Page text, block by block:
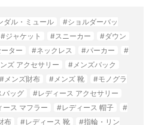
ダル・ミュール
#ショルダーバッ
#ジャケット #スニーカー
#ダウン
ター #ネックレス #パーカー
#
ズ アクセサリー
#メンズバック
#メンズ財布 #メンズ 靴
#モノグラ
バッグ
#レディース アクセサリー
ース マフラー #レディース 帽子
#
布 #レディース 靴
#指輪・リン